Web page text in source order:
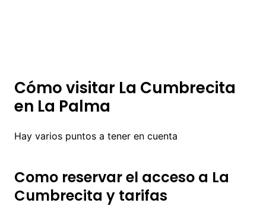
Cómo visitar La Cumbrecita
en La Palma
Hay varios puntos a tener en cuenta
Como reservar el acceso a La
Cumbrecita y tarifas